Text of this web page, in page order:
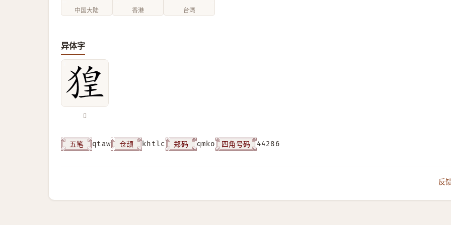
中国大陆 香港 台湾
异体字
𤟡
五笔 qtaw 仓颉 khtlc 郑码 qmko 四角号码 44286
反